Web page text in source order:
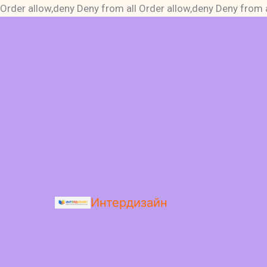
Order allow,deny Deny from all Order allow,deny Deny from
Интердизайн